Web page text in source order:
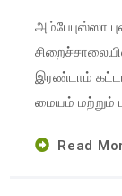
அம்பேபுஸ்ஸா
இரண்டாம்
மையம் மற்றும்
Read